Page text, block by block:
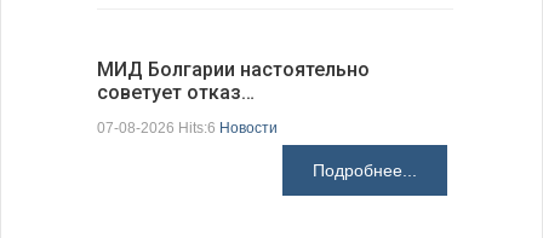
МИД Болгарии настоятельно
советует отказ…
07-08-2026 Hits:6 Новости
Подробнее...